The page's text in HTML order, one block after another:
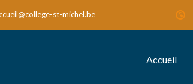
st-michel.be
Accueil